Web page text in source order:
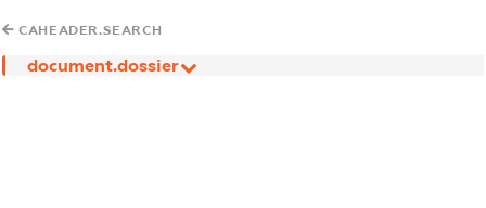
CAHEADER.SEARCH
document.dossier